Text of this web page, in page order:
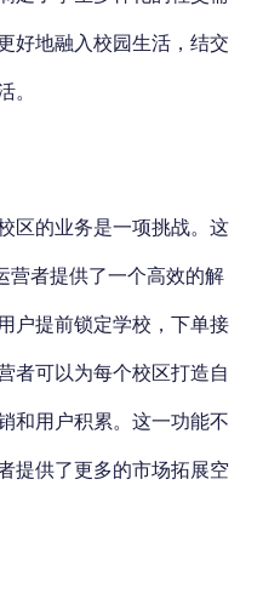
好地融入校园生活，结交
。
区的业务是一项挑战。这
营者提供了一个高效的解
户提前锁定学校，下单接
者可以为每个校区打造自
和用户积累。这一功能不
提供了更多的市场拓展空